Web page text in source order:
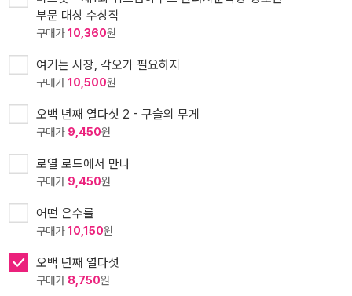
부문 대상 수상작
구매가10,360원
여기는 시장, 각오가 필요하지
구매가10,500원
오백 년째 열다섯 2 - 구슬의 무게
구매가 9,450원
로열 로드에서 만나
구매가 9,450원
어떤 은수를
구매가10,150원
오백 년째 열다섯
구매가 8,750원